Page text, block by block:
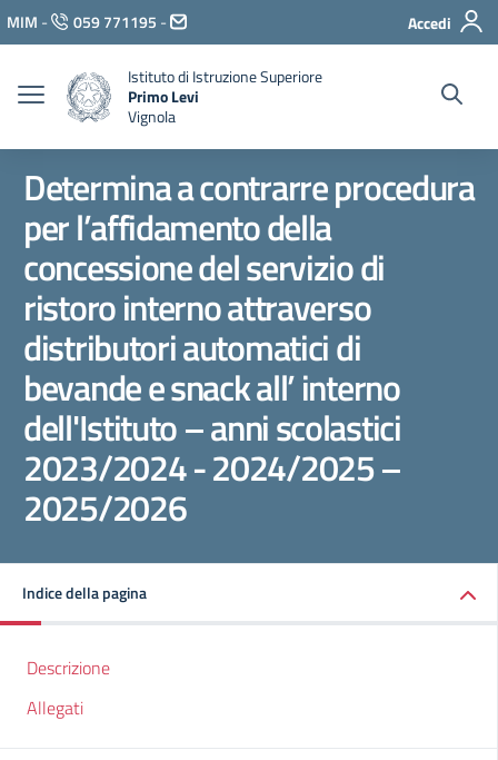
Vai ai contenuti
Vai al menu di navigazione
Vai al footer
MIM - 059 771195 - Accedi
Istituto di Istruzione Superiore
Primo Levi
Vignola
Determina a contrarre procedura
per l’affidamento della
concessione del servizio di
ristoro interno attraverso
distributori automatici di
bevande e snack all’ interno
dell'Istituto – anni scolastici
2023/2024 - 2024/2025 –
2025/2026
Indice della pagina
Descrizione
Allegati